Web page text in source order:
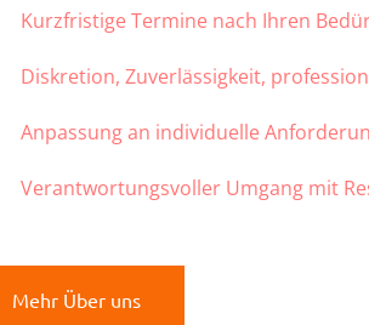
Kurzfristige Termine nach Ihren
Diskretion, Zuverlässigkeit,
Anpassung an individuelle
Verantwortungsvoller Umgang mit
Mehr Über uns